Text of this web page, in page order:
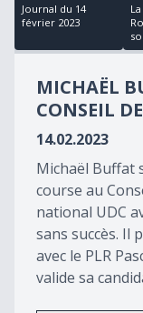
18
minutes,
seconds
Journal du 14
février 2023
MICHAËL
CONSEIL
14.02.2023
Michaël Buffat
course au
national UDC
sans succès.
avec le PLR
valide sa